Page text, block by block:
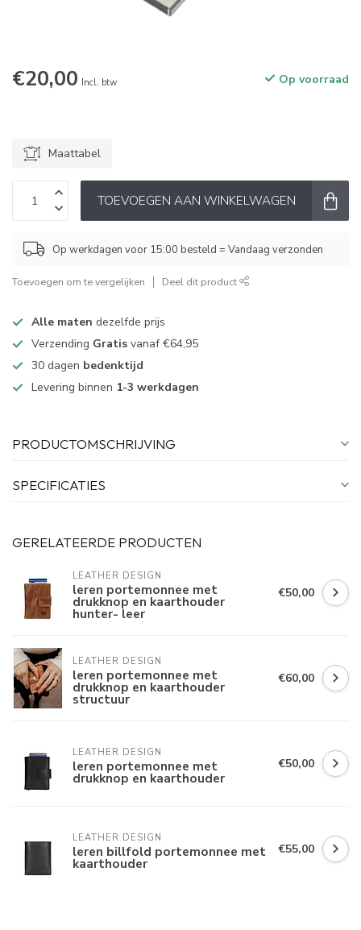
€20,00 Incl. btw Op voorraad
Maattabel
TOEVOEGEN AAN WINKELWAGEN
Op werkdagen voor 15:00 besteld = Vandaag verzonden
Toevoegen om te vergelijken Deel dit product
Alle maten dezelfde prijs
Verzending Gratis vanaf €64,95
30 dagen bedenktijd
Levering binnen 1-3 werkdagen
PRODUCTOMSCHRIJVING
SPECIFICATIES
GERELATEERDE PRODUCTEN
LEATHER DESIGN
leren portemonnee met
drukknop en kaarthouder
hunter- leer
€50,00
LEATHER DESIGN
leren portemonnee met
drukknop en kaarthouder
structuur
€60,00
LEATHER DESIGN
leren portemonnee met
drukknop en kaarthouder
€50,00
LEATHER DESIGN
leren billfold portemonnee met
kaarthouder
€55,00